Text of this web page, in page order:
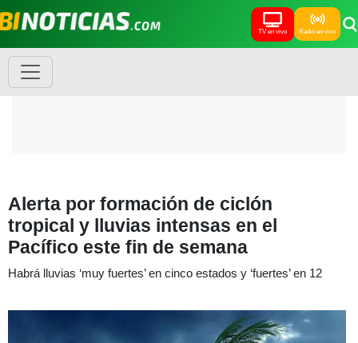
TV en vivo Radio en vivo
Alerta por formación de ciclón
tropical y lluvias intensas en el
Pacífico este fin de semana
Habrá lluvias ‘muy fuertes’ en cinco estados y ‘fuertes’ en 12